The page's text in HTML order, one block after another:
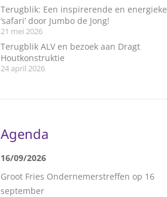
Terugblik: Een inspirerende en energieke
‘safari’ door Jumbo de Jong!
21 mei 2026
Terugblik ALV en bezoek aan Dragt
Houtkonstruktie
24 april 2026
Agenda
16/09/2026
Groot Fries Ondernemerstreffen op 16
september